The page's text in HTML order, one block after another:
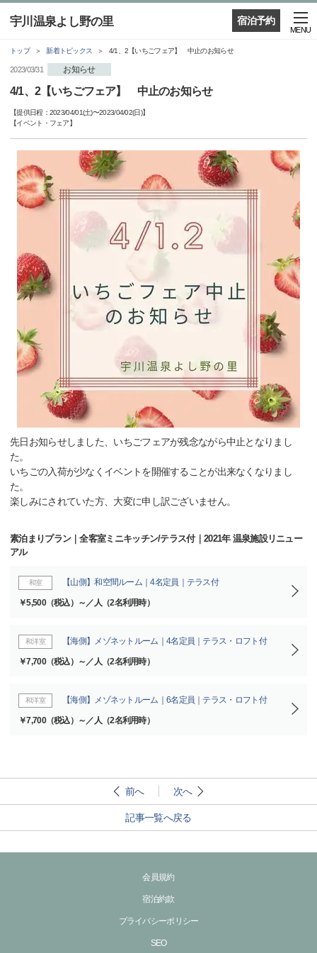
宿泊予約
宇川温泉よし野の里
MENU
トップ 新着トピックス 4/1、2【いちごフェア】 中止のお知らせ
2023/03/31 お知らせ
4/1、2【いちごフェア】 中止のお知らせ
【提供日程： 2023/04/01(土)〜2023/04/02(日)】
【イベント・フェア】
先日お知らせしました、いちごフェアが残念ながら中止となりまし
た。
いちごの入荷が少なくイベントを開催することが出来なくなりまし
た。
楽しみにされていた方、大変に申し訳ございません。
素泊まりプラン｜全客室ミニキッチン/テラス付｜2021年 温泉施設リニュー
アル
和室 【山側】和空間ルーム｜4名定員｜テラス付
￥5,500（税込）～／人（2名利用時）
和洋室 【海側】メゾネットルーム｜4名定員｜テラス・ロフト付
￥7,700（税込）～／人（2名利用時）
和洋室 【海側】メゾネットルーム｜6名定員｜テラス・ロフト付
￥7,700（税込）～／人（2名利用時）
前へ 次へ
記事一覧へ戻る
会員規約
宿泊約款
プライバシーポリシー
SEO